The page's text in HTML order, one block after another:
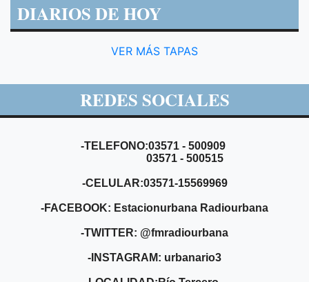
DIARIOS DE HOY
VER MÁS TAPAS
REDES SOCIALES
-TELEFONO:03571 - 500909
03571 - 500515
-CELULAR:03571-15569969
-FACEBOOK: Estacionurbana Radiourbana
-TWITTER: @fmradiourbana
-INSTAGRAM: urbanario3